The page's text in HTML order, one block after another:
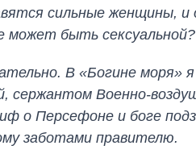
сильные женщины,
может быть сексуальной?
В «Богине моря»
сержантом Военно-
о Персефоне и боге
заботами правителю.